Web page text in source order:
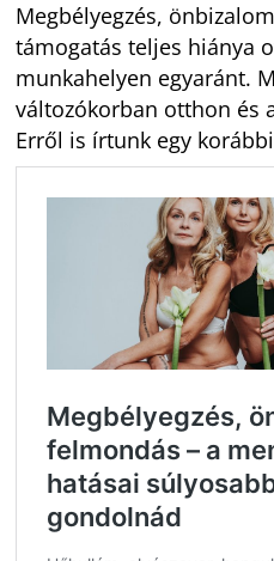
Megbélyegzés,
támogatás teljes hiánya
munkahelyen egyaránt.
változókorban otthon és
Erről is írtunk egy